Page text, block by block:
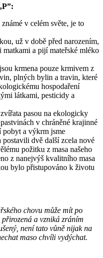
v celém světe, je to
už v době před narozením,
matkami a pijí mateřské mléko
krmena pouze krmivem z
plných bylin a travin, které
hospodaření
látkami, pesticidy a
pasou na ekologicky
v chráněné krajinné
a výkrm jsme
dvě další zcela nové
požitku z masa našeho
z nanejvýš kvalitního masa
bylo přistupováno k životu
chovu může mít po
a vzniká zráním
není tato vůně nijak na
maso chvíli vydýchat.